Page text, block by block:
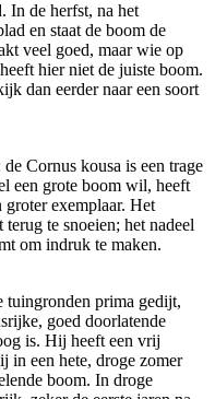
In de herfst, na het
en staat de boom de
veel goed, maar wie op
hier niet de juiste boom.
dan eerder naar een soort
Cornus kousa is een trage
een grote boom wil, heeft
exemplaar. Het
te snoeien; het nadeel
om indruk te maken.
tuingronden prima gedijt,
goed doorlatende
is. Hij heeft een vrij
in een hete, droge zomer
boom. In droge